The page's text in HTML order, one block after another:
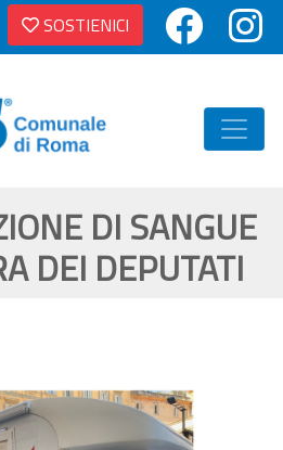
SOSTIENICI
DI SANGUE
DEI DEPUTATI